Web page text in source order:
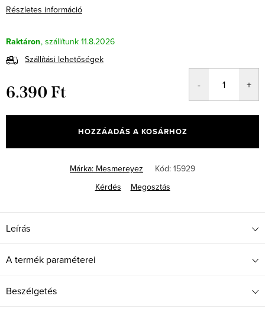
Részletes információ
Raktáron
11.8.2026
Szállítási lehetőségek
6.390 Ft
HOZZÁADÁS A KOSÁRHOZ
Márka: Mesmereyez Kód: 15929
Kérdés
Megosztás
Leírás
A termék paraméterei
Beszélgetés